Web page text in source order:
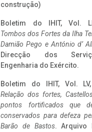
construção)
Boletim do IHIT, Vol.
Tombos dos Fortes da Ilha
Damião Pego e António d’
Direcção dos
Engenharia do Exército.
Boletim do IHIT, Vol.
Relação dos fortes,
pontos fortificados que
conservados para defeza
Barão de Bastos. Arquivo